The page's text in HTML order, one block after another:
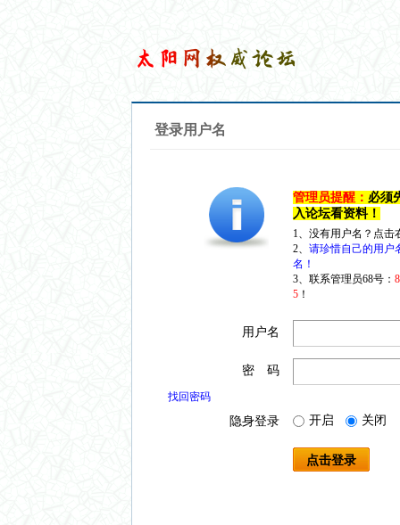
登录用户名
管理员提醒： 必须
入论坛看资料！
1、没有用户名？点
2、 请珍惜自己的用户
名！
3、联系管理员68号：
5 ！
用户名
密 码
找回密码
隐身登录 开启 关闭
点击登录